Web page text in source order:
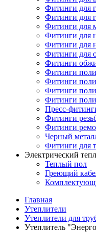
Фитинги для
Фитинги для
Фитинги для
Фитинги для
Фитинги для
Фитинги для
Фитинги
Фитинги
Фитинги
Фитинги
Фитинги
Пресс-
Фитинги
Фитинги
Черный
Фитинги для
Электрический
Теплый пол
Греющий
Главная
Утеплители
Утеплители для
Утеплитель